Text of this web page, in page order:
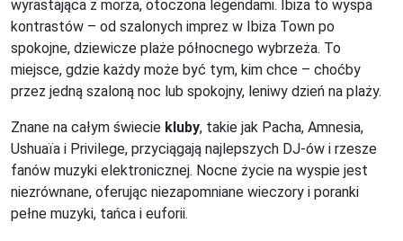
wyrastająca z morza, otoczona legendami. Ibiza to wyspa
kontrastów – od szalonych imprez w Ibiza Town po
spokojne, dziewicze plaże północnego wybrzeża. To
miejsce, gdzie każdy może być tym, kim chce – choćby
przez jedną szaloną noc lub spokojny, leniwy dzień na plaży.
Znane na całym świecie kluby, takie jak Pacha, Amnesia,
Ushuaïa i Privilege, przyciągają najlepszych DJ-ów i rzesze
fanów muzyki elektronicznej. Nocne życie na wyspie jest
niezrównane, oferując niezapomniane wieczory i poranki
pełne muzyki, tańca i euforii.